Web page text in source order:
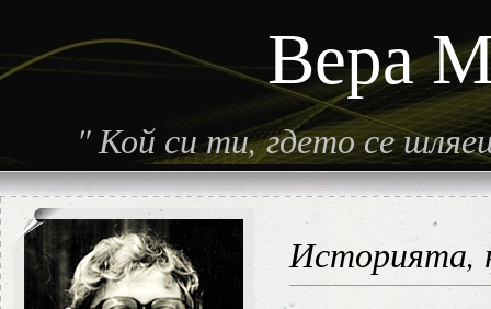
Вера
"Кой си ти, гдето се
Историята,